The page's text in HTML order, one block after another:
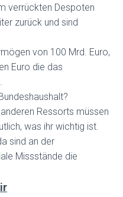
verrückten Despoten
zurück und sind
von 100 Mrd. Euro,
Euro die das
Ressorts müssen
was ihr wichtig ist.
sind an der
Missstände die